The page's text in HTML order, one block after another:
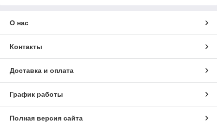
О нас
Контакты
Доставка и оплата
График работы
Полная версия сайта